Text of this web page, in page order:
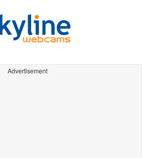
Advertisement